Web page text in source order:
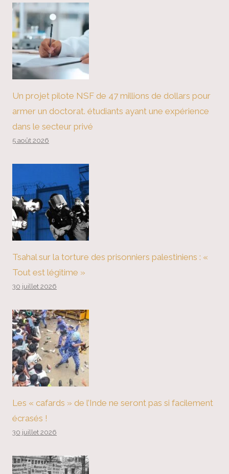
Un projet pilote NSF de 47 millions de dollars pour
armer un doctorat. étudiants ayant une expérience
dans le secteur privé
5 août 2026
Tsahal sur la torture des prisonniers palestiniens : «
Tout est légitime »
30 juillet 2026
Les « cafards » de l’Inde ne seront pas si facilement
écrasés !
30 juillet 2026